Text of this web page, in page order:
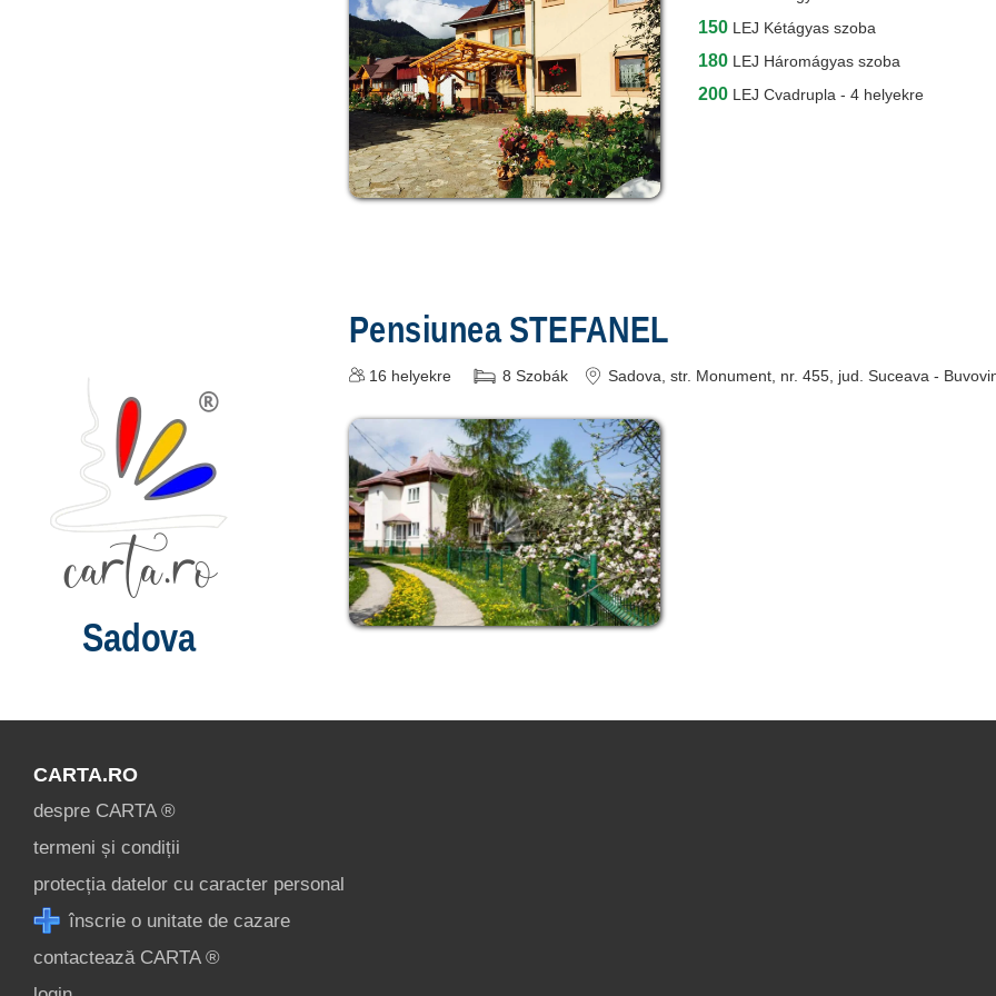
150 LEJ Kétágyas szoba
180 LEJ Háromágyas szoba
200 LEJ Cvadrupla - 4 helyekre
Pensiunea STEFANEL
16 helyekre 8 Szobák Sadova , str. Monument, nr. 455 , jud. Suceava -
Sadova
CARTA.RO
despre CARTA ®
termeni și condiții
protecția datelor cu caracter personal
înscrie o unitate de cazare
contactează CARTA ®